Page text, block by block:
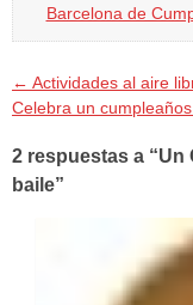
Barcelona de
← Actividades al aire
Celebra un
2 respuestas a
baile”